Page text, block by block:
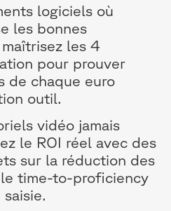
logiciels où
les bonnes
les 4
pour prouver
de chaque euro
outil.
vidéo jamais
le ROI réel avec des
sur la réduction des
time-to-proficiency